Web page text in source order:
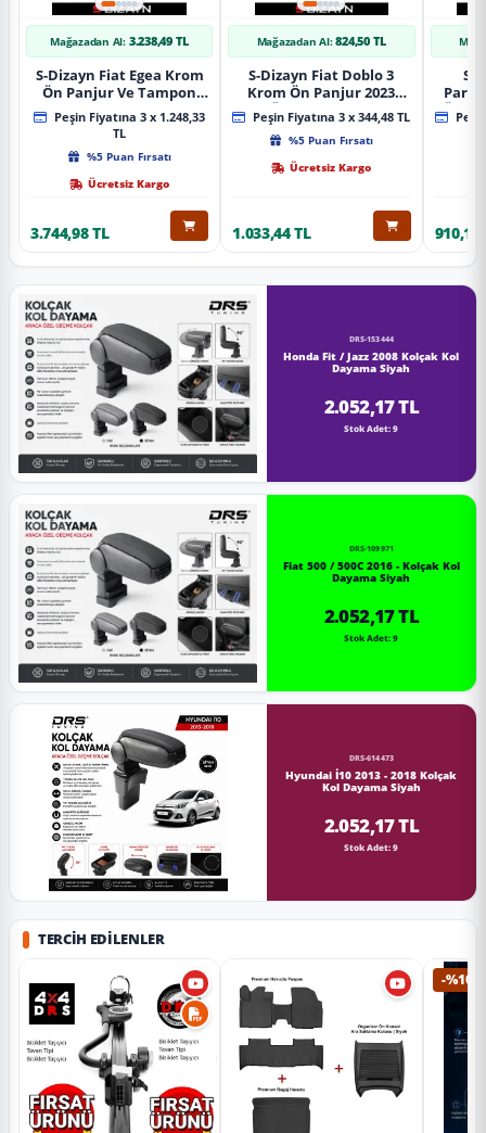
Mağazadan Al: 3.238,49 TL
S-Dizayn Fiat Egea Krom
Ön Panjur Ve Tampon
Çıta Seti Diamond Model
22 Prç. 2020 Üzeri (Parlak
Peşin Fiyatına 3 x 1.248,33
TL
%5 Puan Fırsatı
Ücretsiz Kargo
3.744,98 TL
Mağazadan Al: 824,50 TL
S-Dizayn Fiat Doblo 3
Krom Ön Panjur 2023
Üzeri A+ Kalite
Peşin Fiyatına 3 x 344,48 TL
%5 Puan Fırsatı
Ücretsiz Kargo
1.033,44 TL
S-
Ön
910,16
DRS-153444
Honda Fit / Jazz 2008 Kolçak Kol
Dayama Siyah
2.052,17 TL
Stok Adet: 9
DRS-109971
Fiat 500 / 500C 2016 - Kolçak Kol
Dayama Siyah
2.052,17 TL
Stok Adet: 9
DRS-614473
Hyundai İ10 2013 - 2018 Kolçak
Kol Dayama Siyah
2.052,17 TL
Stok Adet: 9
TERCIH EDILENLER
-%10